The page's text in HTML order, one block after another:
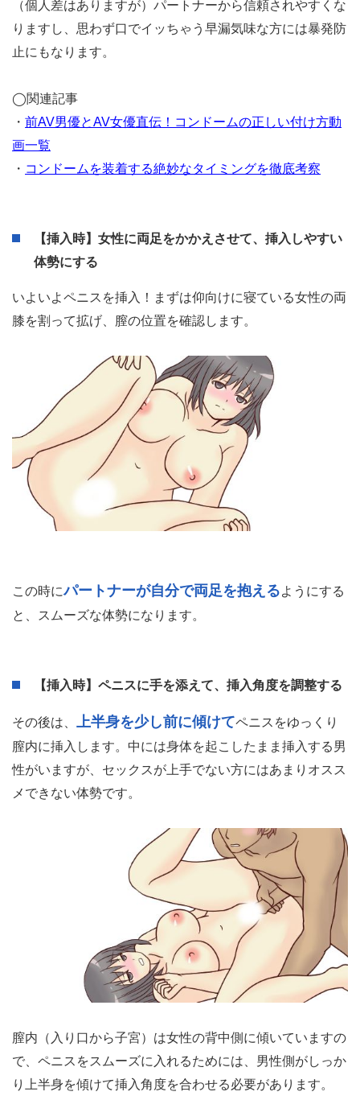
我慢してるらしくて2回ぐらい膀胱炎なったらしい— マグ
マ (@dakkotite)January 9, 2023
トですが、ちゃんと性病を回避したい方はフェラチオ前に
・前AV男優とAV女優直伝！コンドームの正しい付け方動
画一覧
【挿入時】女性に両足をかかえさせて、挿入しやすい
体勢にする
いよいよペニスを挿入！まずは仰向けに寝ている女性の両
膝を割って拡げ、膣の位置を確認します。
この時に パートナーが自分で両足を抱える ようにする
と、スムーズな体勢になります。
【挿入時】ペニスに手を添えて、挿入角度を調整する
上半身を少し前に傾けて
ペニスをゆっくり
膣内に挿入します。中には身体を起こしたまま挿入する男
性がいますが、セックスが上手でない方にはあまりオスス
メできない体勢です。